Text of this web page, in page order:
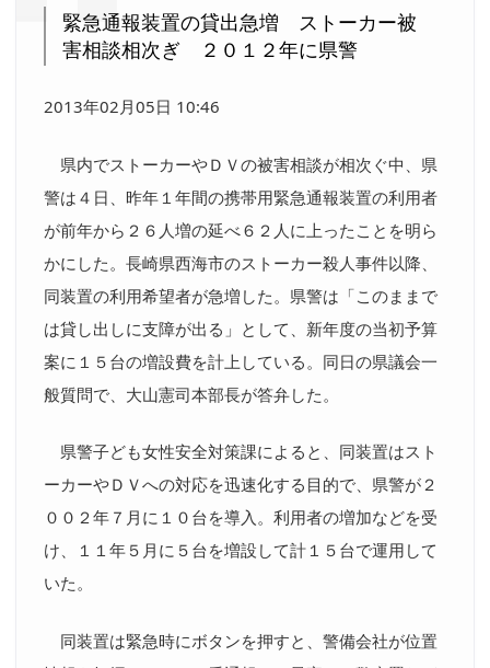
緊急通報装置の貸出急増 ストーカー被
害相談相次ぎ ２０１２年に県警
2013年02月05日 10:46
県内でストーカーやＤＶの被害相談が相次ぐ中、県
警は４日、昨年１年間の携帯用緊急通報装置の利用者
が前年から２６人増の延べ６２人に上ったことを明ら
かにした。長崎県西海市のストーカー殺人事件以降、
同装置の利用希望者が急増した。県警は「このままで
は貸し出しに支障が出る」として、新年度の当初予算
案に１５台の増設費を計上している。同日の県議会一
般質問で、大山憲司本部長が答弁した。
県警子ども女性安全対策課によると、同装置はスト
ーカーやＤＶへの対応を迅速化する目的で、県警が２
００２年７月に１０台を導入。利用者の増加などを受
け、１１年５月に５台を増設して計１５台で運用して
いた。
同装置は緊急時にボタンを押すと、警備会社が位置